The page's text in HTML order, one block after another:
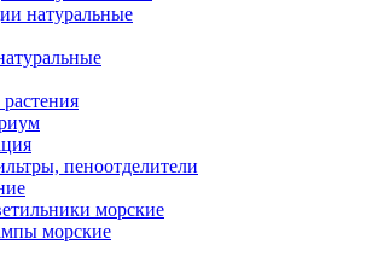
натуральные
пеноотделители
морские
морские